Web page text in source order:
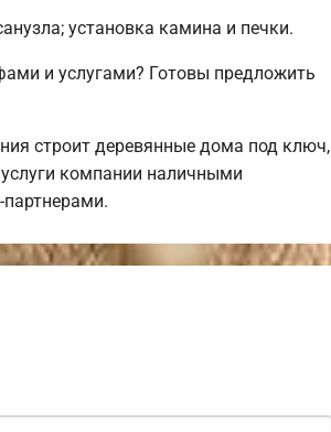
установка камина и печки.
и услугами? Готовы предложить
строит деревянные дома под ключ,
компании наличными